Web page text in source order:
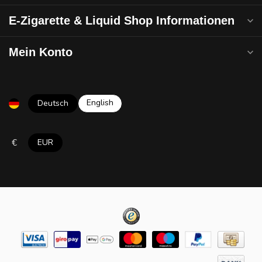
E-Zigarette & Liquid Shop Informationen
Mein Konto
Deutsch English
€ EUR